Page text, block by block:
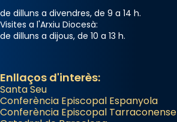
de dilluns a divendres, de 9 a 14 h.
Visites a l'Arxiu Diocesà:
de dilluns a dijous, de 10 a 13 h.
Enllaços d'interès:
Santa Seu
Conferència Episcopal Espanyola
Conferència Episcopal Tarraconense